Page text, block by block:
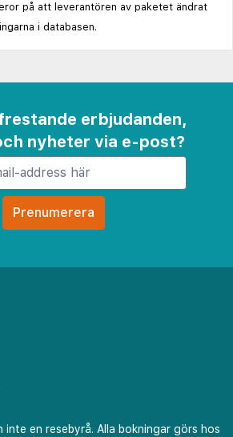
på att leverantören av paketet ändrat
i databasen.
erbjudanden,
nyheter via e-post?
inte en resebyrå. Alla bokningar görs hos